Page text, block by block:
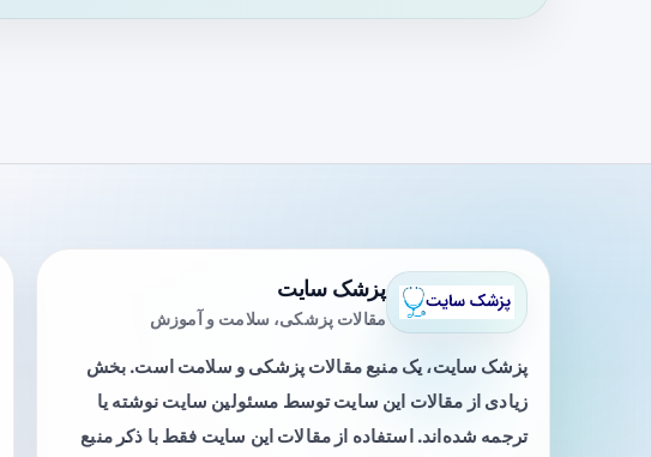
پزشک سایت
مقالات پزشکی، سلامت و آموزش
پزشک سایت، یک منبع مقالات پزشکی و سلامت است. بخش
زیادی از مقالات این سایت توسط مسئولین سایت نوشته یا
ترجمه شده‌اند. استفاده از مقالات این سایت فقط با ذکر منبع